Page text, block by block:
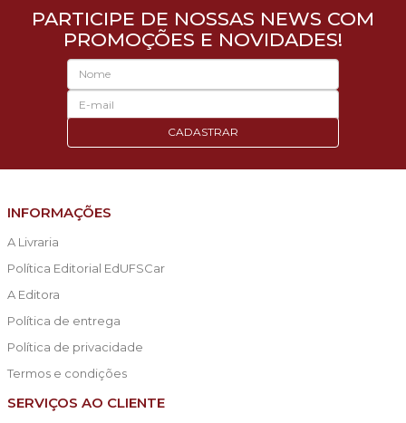
PARTICIPE DE NOSSAS NEWS COM
PROMOÇÕES E NOVIDADES!
CADASTRAR
INFORMAÇÕES
A Livraria
Política Editorial EdUFSCar
A Editora
Política de entrega
Política de privacidade
Termos e condições
SERVIÇOS AO CLIENTE